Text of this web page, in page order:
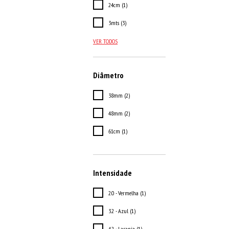
24cm (1)
3mts (3)
VER TODOS
Diâmetro
38mm (2)
48mm (2)
61cm (1)
Intensidade
2.0 - Vermelha (1)
3.2 - Azul (1)